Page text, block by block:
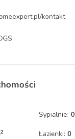
kontakt
2
Sypialnie: 0
Łazienki: 0